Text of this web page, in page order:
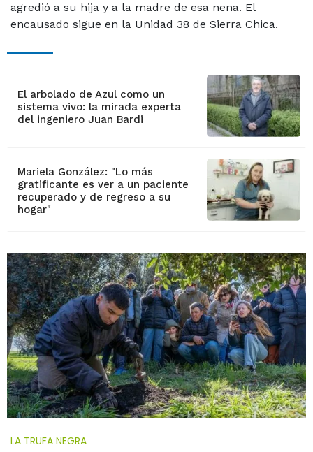
agredió a su hija y a la madre de esa nena. El
encausado sigue en la Unidad 38 de Sierra Chica.
El arbolado de Azul como un
sistema vivo: la mirada experta
del ingeniero Juan Bardi
Mariela González: "Lo más
gratificante es ver a un paciente
recuperado y de regreso a su
hogar"
LA TRUFA NEGRA